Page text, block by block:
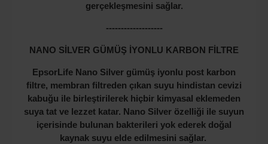
gerçekleşmesini sağlar.
-------------------
NANO SİLVER GÜMÜŞ İYONLU KARBON FİLTRE
EpsorLife Nano Silver gümüş iyonlu post karbon
filtre, membran filtreden çıkan suyu hindistan cevizi
kabuğu ile birleştirilerek hiçbir kimyasal eklemeden
suya tat ve lezzet katar. Nano Silver özelliği ile suyun
içerisinde bulunan bakterileri yok ederek doğal
kaynak suyu elde edilmesini sağlar.